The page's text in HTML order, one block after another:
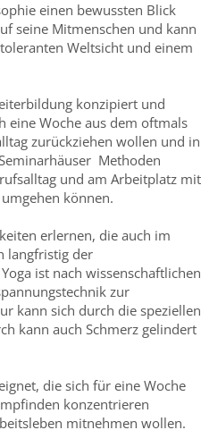
einen bewussten Blick
seine Mitmenschen und kann
Weltsicht und einem
konzipiert und
eine Woche aus dem oftmals
zurückziehen wollen und in
Methoden
und am Arbeitplatz mit
können.
erlernen, die auch im
langfristig der
ist nach wissenschaftlichen
zur
kann sich durch die speziellen
kann auch Schmerz gelindert
die sich für eine Woche
konzentrieren
mitnehmen wollen.